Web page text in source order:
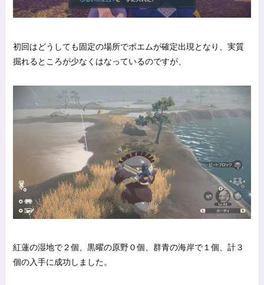
初回はどうしても固定の場所でポエムが確定出現となり、実質
掘れるところが少なくはなっているのですが、
紅蓮の湿地で２個、黒曜の原野０個、群青の海岸で１個、計３
個の入手に成功しました。